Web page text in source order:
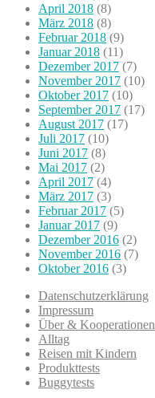
April 2018 (8)
März 2018 (8)
Februar 2018 (9)
Januar 2018 (11)
Dezember 2017 (7)
November 2017 (10)
Oktober 2017 (10)
September 2017 (17)
August 2017 (17)
Juli 2017 (10)
Juni 2017 (8)
Mai 2017 (2)
April 2017 (4)
März 2017 (3)
Februar 2017 (5)
Januar 2017 (9)
Dezember 2016 (2)
November 2016 (7)
Oktober 2016 (3)
Datenschutzerklärung
Impressum
Über & Kooperationen
Alltag
Reisen mit Kindern
Produkttests
Buggytests